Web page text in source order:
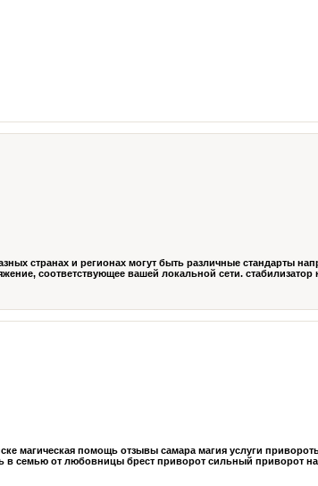
странах и регионах могут быть различные стандарты
соответствующее вашей локальной сети. стабилизатор
магическая помощь отзывы самара магия услуги
семью от любовницы брест приворот сильный приворот